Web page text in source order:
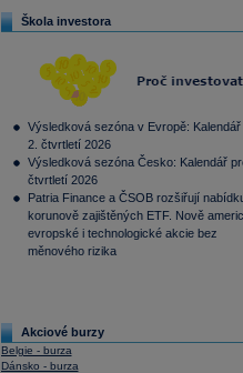
Škola investora
Výsledková sezóna v Evropě: Kalendář
2. čtvrtletí 2026
Výsledková sezóna Česko: Kalendář
čtvrtletí 2026
Patria Finance a ČSOB rozšiřují
korunově zajištěných ETF. Nově
evropské i technologické akcie bez
měnového rizika
Akciové burzy
Belgie - burza
Dánsko - burza